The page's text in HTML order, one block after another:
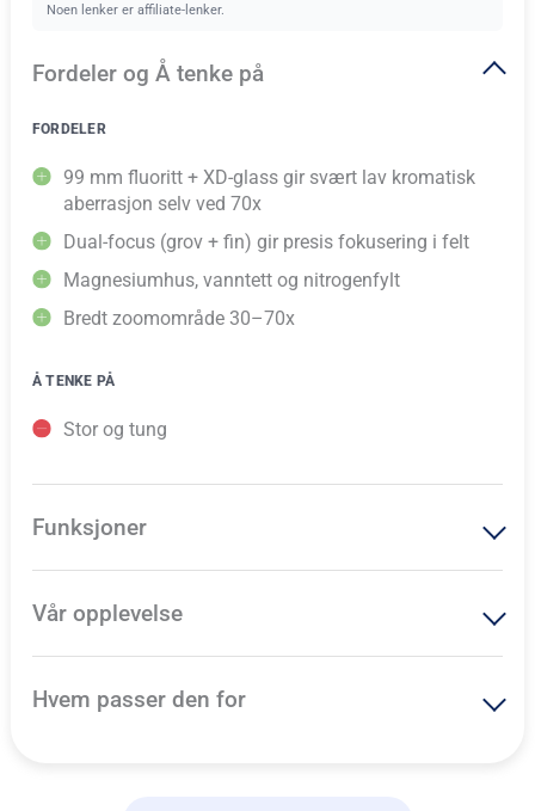
Noen lenker er affiliate-lenker.
Fordeler og Å tenke på
FORDELER
99 mm fluoritt + XD-glass gir svært lav kromatisk
aberrasjon selv ved 70x
Dual-focus (grov + fin) gir presis fokusering i felt
Magnesiumhus, vanntett og nitrogenfylt
Bredt zoomområde 30–70x
Å TENKE PÅ
Stor og tung
Funksjoner
Vår opplevelse
Hvem passer den for